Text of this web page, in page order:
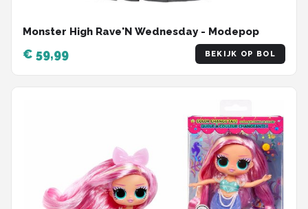
Monster High Rave'N Wednesday - Modepop
€ 59,99 BEKIJK OP BOL